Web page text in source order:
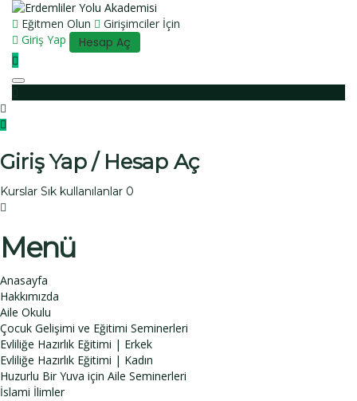
Eğitmen Olun
Girişimciler İçin
Giriş Yap
Hesap Aç
Toggle navigation
Giriş Yap / Hesap Aç
Kurslar Sık kullanılanlar 0
Menü
Anasayfa
Hakkımızda
Aile Okulu
Çocuk Gelişimi ve Eğitimi Seminerleri
Evliliğe Hazırlık Eğitimi | Erkek
Evliliğe Hazırlık Eğitimi | Kadın
Huzurlu Bir Yuva için Aile Seminerleri
İslami İlimler